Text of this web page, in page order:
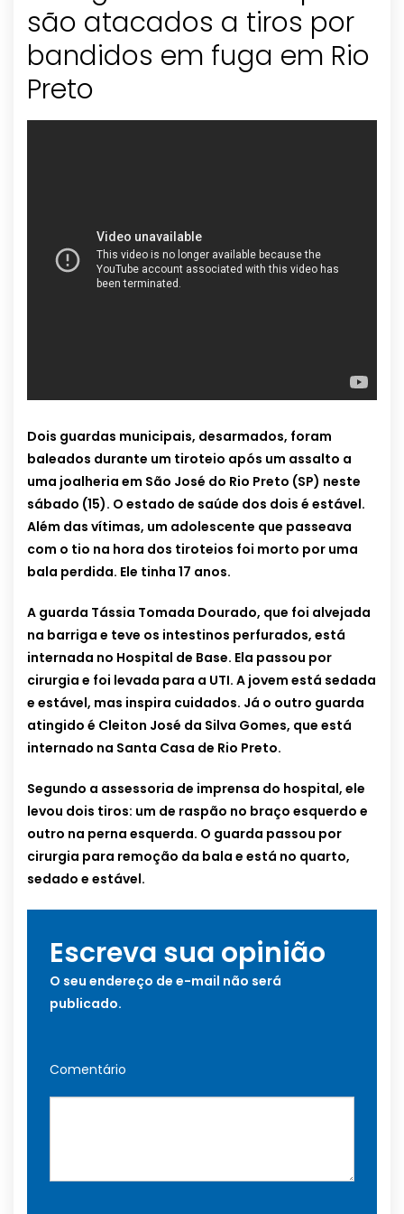
são atacados a tiros por
bandidos em fuga em Rio
Preto
Dois guardas municipais, desarmados, foram
baleados durante um tiroteio após um assalto a
uma joalheria em São José do Rio Preto (SP) neste
sábado (15). O estado de saúde dos dois é estável.
Além das vítimas, um adolescente que passeava
com o tio na hora dos tiroteios foi morto por uma
bala perdida. Ele tinha 17 anos.
A guarda Tássia Tomada Dourado, que foi alvejada
na barriga e teve os intestinos perfurados, está
internada no Hospital de Base. Ela passou por
cirurgia e foi levada para a UTI. A jovem está sedada
e estável, mas inspira cuidados. Já o outro guarda
atingido é Cleiton José da Silva Gomes, que está
internado na Santa Casa de Rio Preto.
Segundo a assessoria de imprensa do hospital, ele
levou dois tiros: um de raspão no braço esquerdo e
outro na perna esquerda. O guarda passou por
cirurgia para remoção da bala e está no quarto,
sedado e estável.
Escreva sua opinião
O seu endereço de e-mail não será
publicado.
Comentário